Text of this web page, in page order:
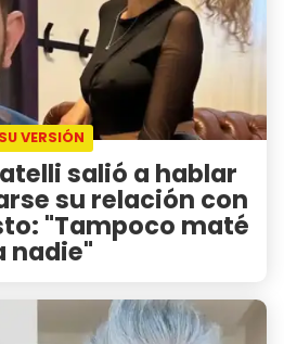
SU VERSIÓN
salió a hablar
su relación con
"Tampoco maté
nadie"